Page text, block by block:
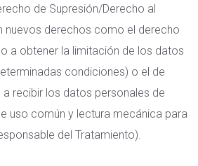
de Supresión/Derecho al
nuevos derechos como el derecho
a obtener la limitación de los datos
condiciones) o el de
recibir los datos personales de
uso común y lectura mecánica para
del Tratamiento).